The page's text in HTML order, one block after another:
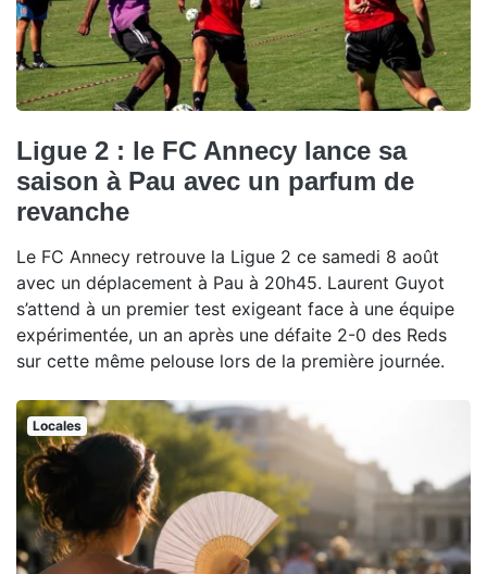
Ligue 2 : le FC Annecy lance sa
saison à Pau avec un parfum de
revanche
Le FC Annecy retrouve la Ligue 2 ce samedi 8 août
avec un déplacement à Pau à 20h45. Laurent Guyot
s’attend à un premier test exigeant face à une équipe
expérimentée, un an après une défaite 2-0 des Reds
sur cette même pelouse lors de la première journée.
Locales